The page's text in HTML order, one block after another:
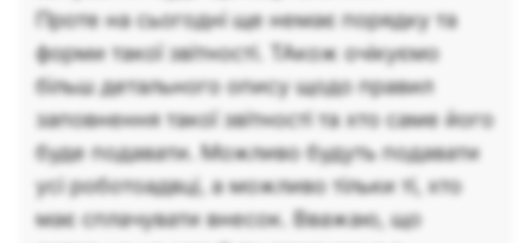
Проте на сьогодні ще немає порядку та
форми такої звітності. ТАкож очікуємо
більш детального опису щодо правил
заповнення такої звітності та хто саме його
буде подавати. Можливо будуть подавати
усі роботоадвці, а можливо тільки ті, хто
має сплачувати внесок. Вважаю, що